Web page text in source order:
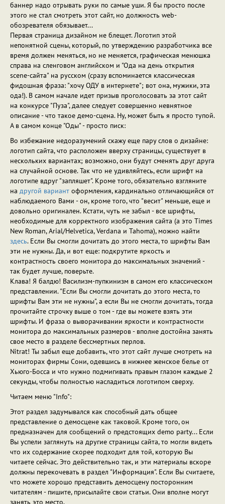
баннер надо отрывать руки по самые уши. Я бы просто после
этого не стал смотреть этот сайт, но должность web-
обозревателя обязывает...
Первая страница дизайном не блещет. Логотип этой
непонятной сцены, который, по утверждению разработчика все
время должен меняться, но не меняется, графическая менюшка
справа на сленговом английском и "Ода на день открытия
scene-сайта" на русском (сразу вспоминается классическая
фидошная фраза: "хочу ОДУ в интернете"; вот она, мужики, эта
ода!). В самом начале идет призыв проголосовать за этот сайт
на конкурсе "Пуза", далее следует совершенно невнятное
описание - что такое демо-сцена. Ну, может быть я просто тупой.
А в самом конце "Оды" - просто писк:
Во избежание недоразумений скажу еще пару слов о дизайне:
логотип сайта, что расположен вверху страницы, существует в
нескольких вариантах; возможно, они будут сменять друг друга
на случайной основе. Так что не удивляйтесь, если шрифт на
логотипе вдруг "запляшет". Кроме того, обязательно взгляните
на другой вариант оформления, кардинально отличающийся от
наблюдаемого Вами - он, кроме того, что "весит" меньше, еще и
довольно оригинален. Кстати, чуть не забыл - все шрифты,
необходимые для корректного изображения сайта (а это Times
New Roman, Arial/Helvetica, Verdana и Tahoma), можно найти
здесь. Если Вы смогли дочитать до этого места, то шрифты Вам
эти не нужны. Да, и вот еще: подкрутите яркость и
контрастность своего монитора до максимальных значений -
так будет лучше, поверьте.
Клава! Я балдю! Василизм-пупкинизм в самом его классическом
представлении. "Если Вы смогли дочитать до этого места, то
шрифты Вам эти не нужны", а если Вы не смогли дочитать, тогда
прочитайте строчку выше о том - где вы можете взять эти
шрифты. И фраза о выворачивании яркости и контрастности
монитора до максимальных размеров - вполне достойна занять
свое место в разделе бессмертных перлов.
Nitrat! Ты забыл еще добавить, что этот сайт лучше смотреть на
мониторах фирмы Сони, одевшись в нижнее женское белье от
Хьюго-Босса и что нужно подмигивать правым глазом каждые 2
секунды, чтобы полностью насладиться логотипом сверху.
Читаем меню "Info":
Этот раздел задумывался как способный дать общее
представление о демосцене как таковой. Кроме того, он
предназначен для сообщений о предстоящих demo party... Если
Вы успели заглянуть на другие страницы сайта, то могли видеть
что их содержание скорее подходит для той, которую Вы
читаете сейчас. Это действительно так, и эти материалы вскоре
должны перекочевать в раздел "Информация". Если Вы считаете,
что можете хорошо представить демосцену посторонним
читателям - пишите, присылайте свои статьи. Они вполне могут
занять это место.